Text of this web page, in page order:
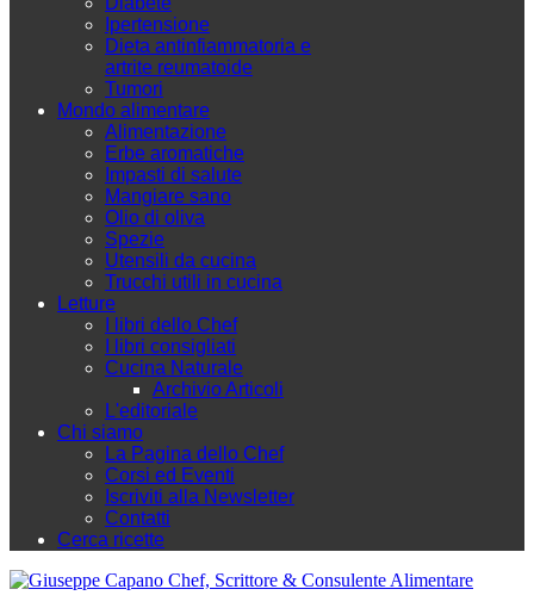
Ipertensione
Dieta antinfiammatoria e
artrite reumatoide
Tumori
Mondo alimentare
Alimentazione
Erbe aromatiche
Impasti di salute
Mangiare sano
Olio di oliva
Spezie
Utensili da cucina
Trucchi utili in cucina
Letture
I libri dello Chef
I libri consigliati
Cucina Naturale
Archivio Articoli
L'editoriale
Chi siamo
La Pagina dello Chef
Corsi ed Eventi
Iscriviti alla Newsletter
Contatti
Cerca ricette